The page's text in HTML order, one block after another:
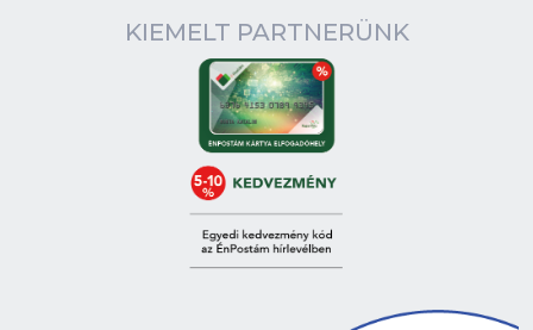
KIEMELT PARTNERÜNK